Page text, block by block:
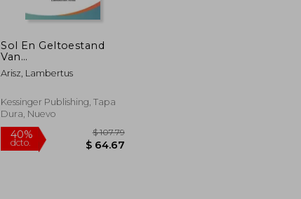
$ 108.36 40%
Sol En Geltoestand
Van
Gelatineoplossingen
(1914)
Arisz, Lambertus
Kessinger Publishing, Tapa
Dura, Nuevo